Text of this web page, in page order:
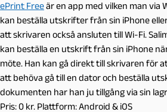
ePrint Freeär en app med vilken man via
kan beställa utskrifter från sin iPhone
att skrivaren också ansluten till Wi-Fi.
kan beställa en utskrift från sin iPhone
möte. Han kan gå direkt till skrivaren för
att behöva gå till en dator och beställa
dokumenten har han ju tillgång via sin
Pris: 0 kr. Plattform: Android & iOS